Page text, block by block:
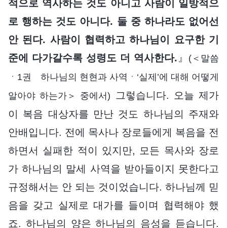
적으로 역사하는 것도 아니고 사람이 일방적으
로 행하는 것도 아니다. 둘 중 하나라도 없어선
안 된다. 사람이 협력하고 하나님이 요구한 기
준에 다가갈수록 성령도 더 역사한다. 』 (＜말씀
ㆍ1권 하나님의 현현과 사역ㆍ‘실제’에 대해 어떻게
알아야 하는가＞ 중에서)
그렇습니다. 오늘 제가
이 복음 대상자를 만난 것도 하나님의 주재와
안배입니다. 전에 목사나 장로들에게 복음을 전
하면서 실패한 적이 있지만, 모든 목사와 장로
가 하나님의 말세 사역을 받아들이지 못한다고
규정해서는 안 되는 것이었습니다. 하나님께 믿
음을 갖고 실제로 대가를 들이며 협력해야 했
죠. 하나님의 양은 하나님의 음성을 듣습니다.